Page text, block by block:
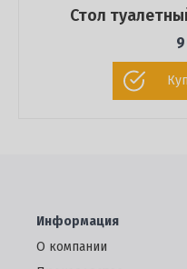
Стол
Информация
О компании